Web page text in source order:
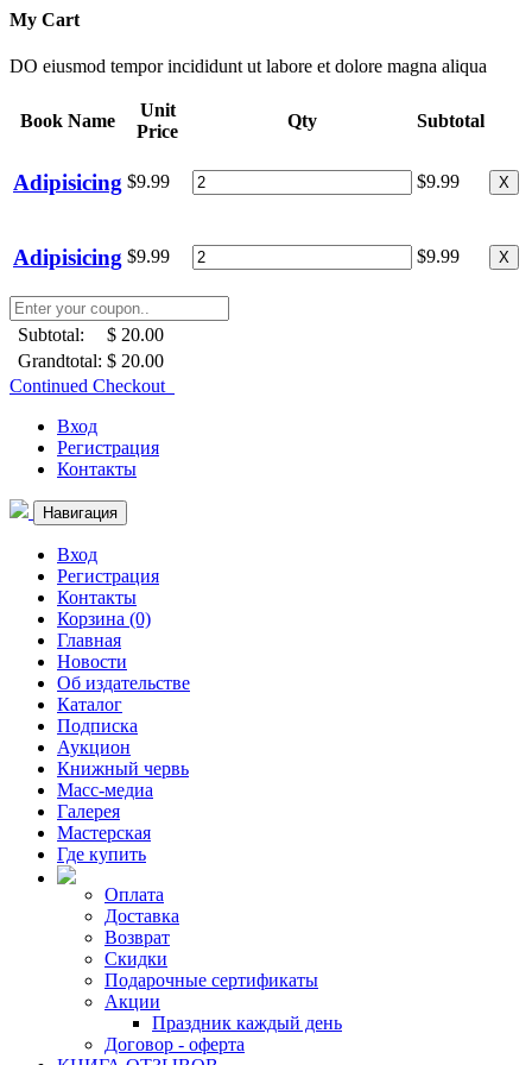
My Cart
DO eiusmod tempor incididunt ut labore et dolore magna aliqua
Book Name
Unit
Price
Qty Subtotal
Adipisicing $9.99 $9.99 X
Adipisicing $9.99 $9.99 X
Subtotal:
$ 20.00
Grandtotal: $ 20.00
Continued Checkout
Вход
Регистрация
Контакты
Навигация
Вход
Регистрация
Контакты
Корзина (0)
Главная
Новости
Об издательстве
Каталог
Подписка
Аукцион
Книжный червь
Масс-медиа
Галерея
Мастерская
Где купить
Оплата
Доставка
Возврат
Скидки
Подарочные сертификаты
Акции
Праздник каждый день
Договор - оферта